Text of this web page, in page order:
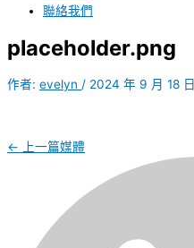
聯絡我們
placeholder.png
作者: evelyn / 2024 年 9 月 18 日
← 上一篇媒體